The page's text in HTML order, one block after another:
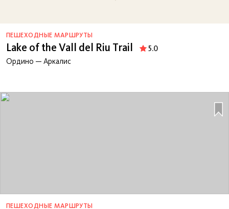
ПЕШЕХОДНЫЕ МАРШРУТЫ
Lake of the Vall del Riu Trail
5.0
Ордино — Аркалис
ПЕШЕХОДНЫЕ МАРШРУТЫ